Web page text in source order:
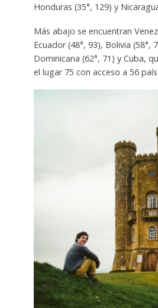
Honduras (35°, 129) y
Más abajo se encuentran
Ecuador (48°, 93), Bolivia (58°,
Dominicana (62°, 71) y Cuba,
el lugar 75 con acceso a 56